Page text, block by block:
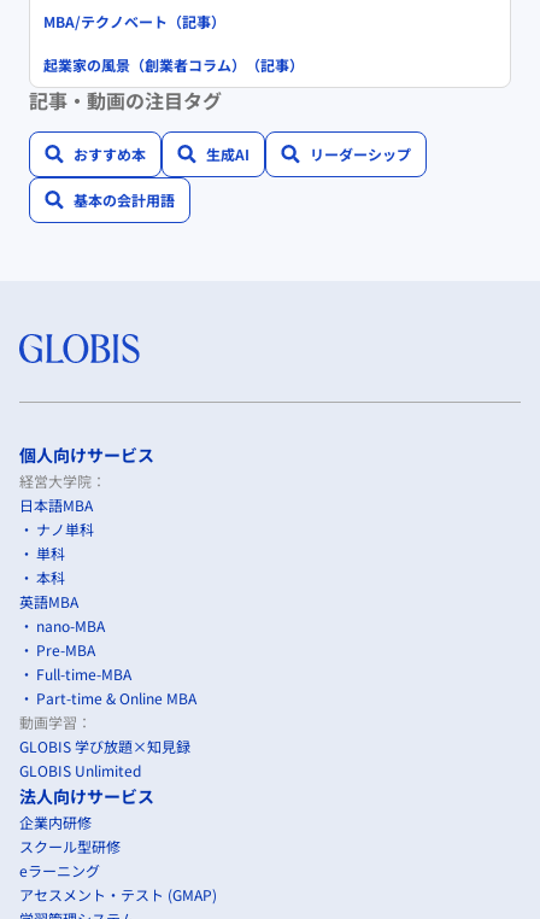
MBA/テクノベート（記事）
起業家の風景（創業者コラム）（記事）
記事・動画の注目タグ
おすすめ本 生成AI リーダーシップ
基本の会計用語
個人向けサービス
経営大学院：
日本語MBA
ナノ単科
単科
本科
英語MBA
nano-MBA
Pre-MBA
Full-time-MBA
Part-time & Online MBA
動画学習：
GLOBIS 学び放題×知見録
GLOBIS Unlimited
法人向けサービス
企業内研修
スクール型研修
eラーニング
アセスメント・テスト (GMAP)